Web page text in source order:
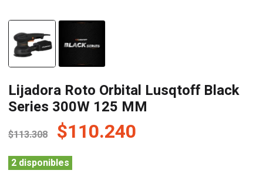
Lijadora Roto Orbital Lusqtoff Black
Series 300W 125 MM
$113.308 El
precio
original
$110.240
2 disponibles